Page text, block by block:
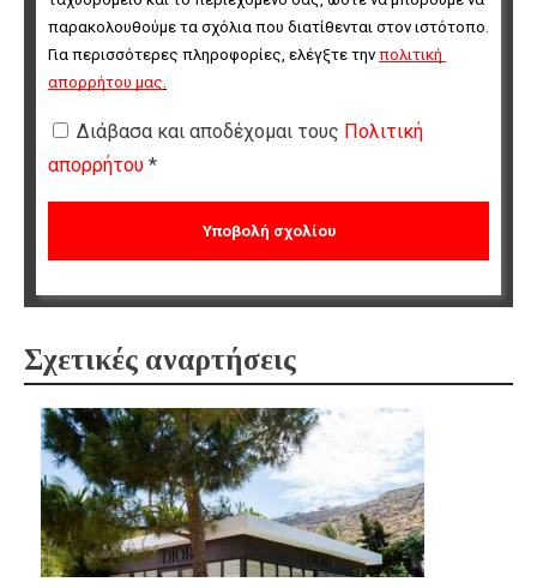
παρακολουθούμε τα σχόλια που διατίθενται στον ιστότοπο.
Για περισσότερες πληροφορίες, ελέγξτε την πολιτική
απορρήτου μας.
Διάβασα και αποδέχομαι τους Πολιτική
απορρήτου *
Σχετικές αναρτήσεις